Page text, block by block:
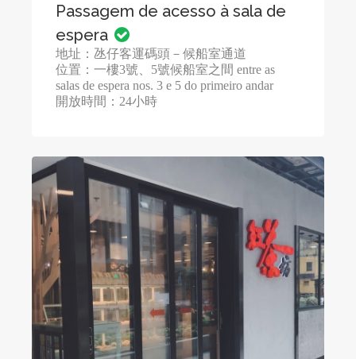
Passagem de acesso à sala de
espera
地址：氹仔客運碼頭－候船室通道
位置：一樓3號、5號候船室之間 entre as
salas de espera nos. 3 e 5 do primeiro andar
開放時間：24小時